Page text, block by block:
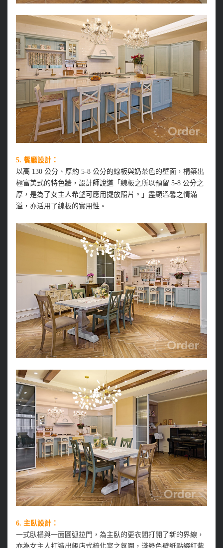
5. 餐廳設計：
以高 130 公分、厚約 5-8 公分的線板與奶茶色的壁面，構築出
極富美式的特色牆，設計師說道「線板之所以預留 5-8 公分之
厚，是為了女主人希望可應用擺放照片。」盡顯溫馨之情滿
溢，亦活用了線板的實用性。
6. 主臥設計：
一式臥榻與一面圓弧拉門，為主臥的更衣間打開了新的界線，
亦為女主人打造出飯店式梳化室之氛圍，淺綠色壁紙點綴紅紫